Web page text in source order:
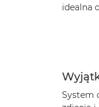
idealna
System